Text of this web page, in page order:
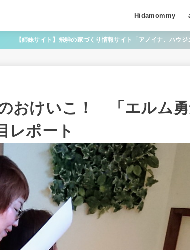
Hidamommy
【姉妹サイト】飛騨の家づくり情報サイト「アノイナ、ハウジ
おけいこ！ 「エルム
レポート